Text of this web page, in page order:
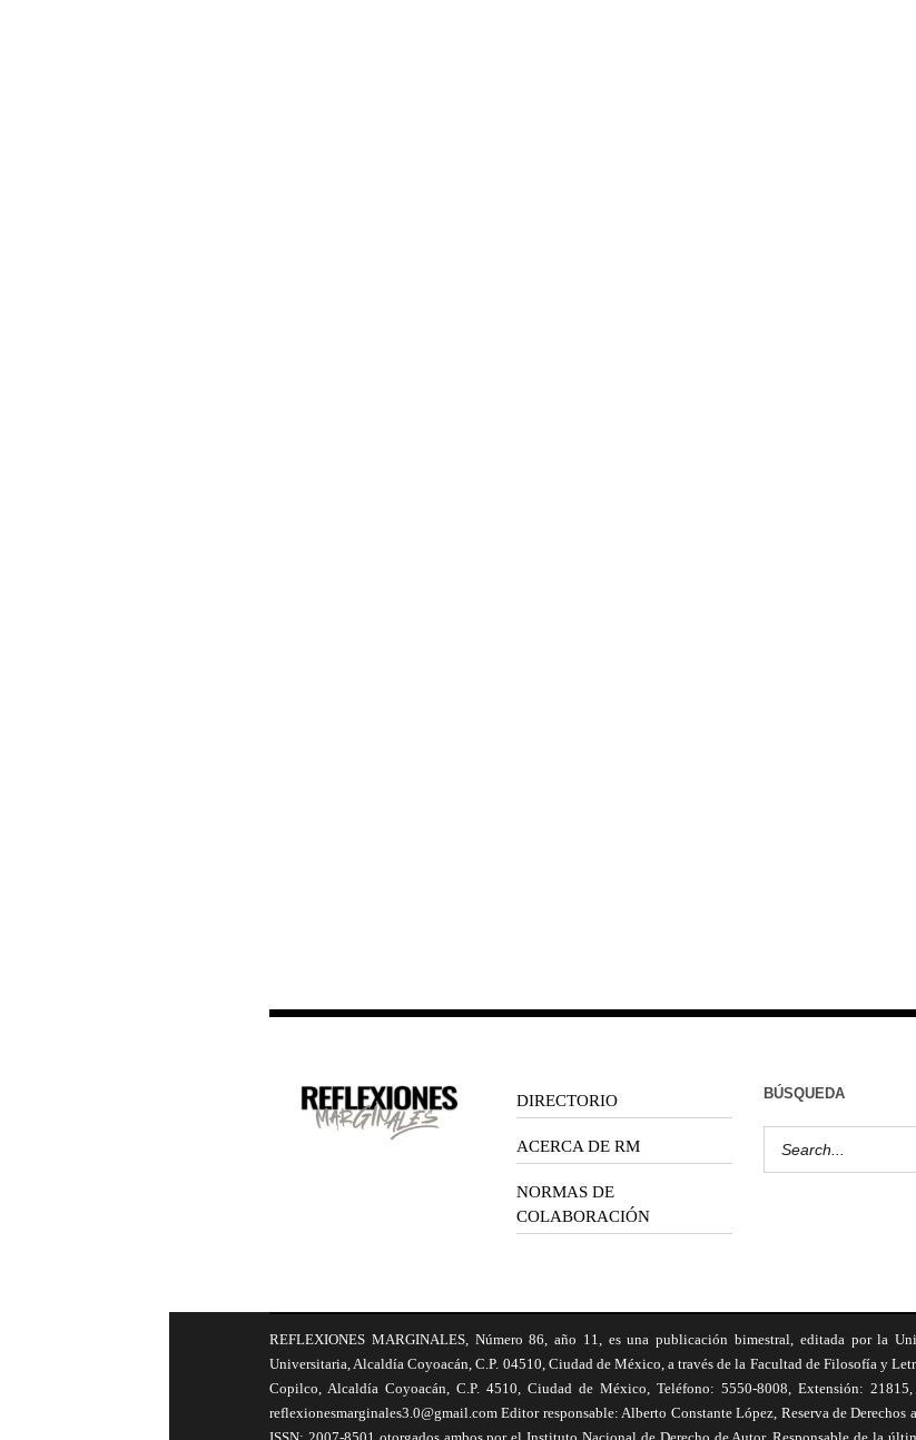
DIRECTORIO
ACERCA DE RM
NORMAS DE
COLABORACIÓN
BÚSQUEDA
REFLEXIONES MARGINALES, Número 86, año 11, es una publicación bimestral, editada por la
Universitaria, Alcaldía Coyoacán, C.P. 04510, Ciudad de México, a través de la Facultad de Filosofía y
Copilco, Alcaldía Coyoacán, C.P. 4510, Ciudad de México, Teléfono: 5550-8008, Extensión: 21815,
reflexionesmarginales3.0@gmail.com Editor responsable: Alberto Constante López, Reserva de